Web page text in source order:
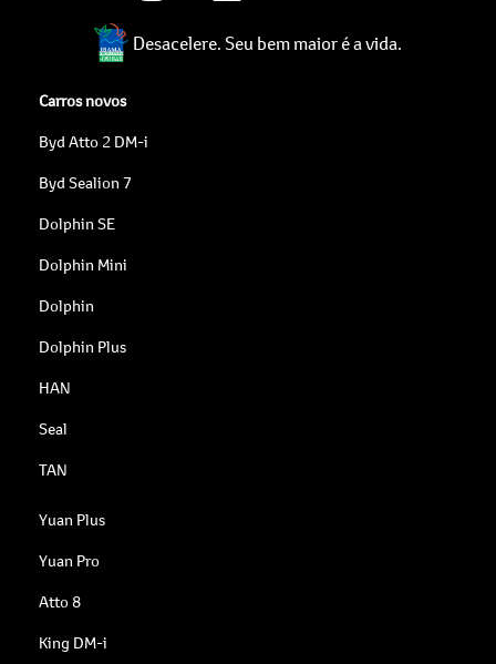
Desacelere. Seu bem maior é a vida.
Carros novos
Byd Atto 2 DM-i
Byd Sealion 7
Dolphin SE
Dolphin Mini
Dolphin
Dolphin Plus
HAN
Seal
TAN
Yuan Plus
Yuan Pro
Atto 8
King DM-i